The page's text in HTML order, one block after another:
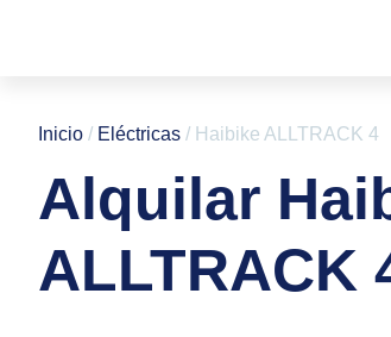
Inicio / Eléctricas / Haibike ALLTRACK 4
Alquilar
ALLTRACK